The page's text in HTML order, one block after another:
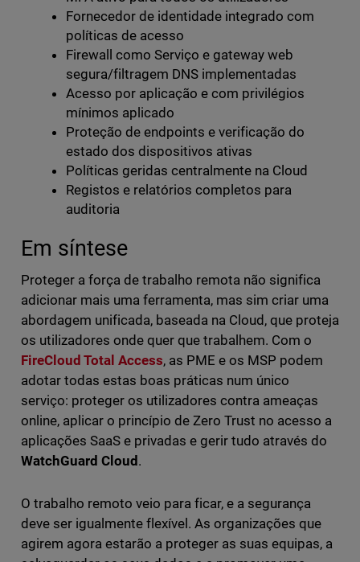
Fornecedor de identidade integrado com
políticas de acesso
Firewall como Serviço e gateway web
segura/filtragem DNS implementadas
Acesso por aplicação e com privilégios
mínimos aplicado
Proteção de endpoints e verificação do
estado dos dispositivos ativas
Políticas geridas centralmente na Cloud
Registos e relatórios completos para
auditoria
Em síntese
Proteger a força de trabalho remota não significa
adicionar mais uma ferramenta, mas sim criar uma
abordagem unificada, baseada na Cloud, que proteja
os utilizadores onde quer que trabalhem. Com o
FireCloud Total Access, as PME e os MSP podem
adotar todas estas boas práticas num único
serviço: proteger os utilizadores contra ameaças
online, aplicar o princípio de Zero Trust no acesso a
aplicações SaaS e privadas e gerir tudo através do
WatchGuard Cloud .
O trabalho remoto veio para ficar, e a segurança
deve ser igualmente flexível. As organizações que
agirem agora estarão a proteger as suas equipas, a